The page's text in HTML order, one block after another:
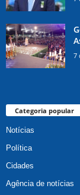
7
Categoria popular
Notícias
Política
Cidades
Agência de notícias